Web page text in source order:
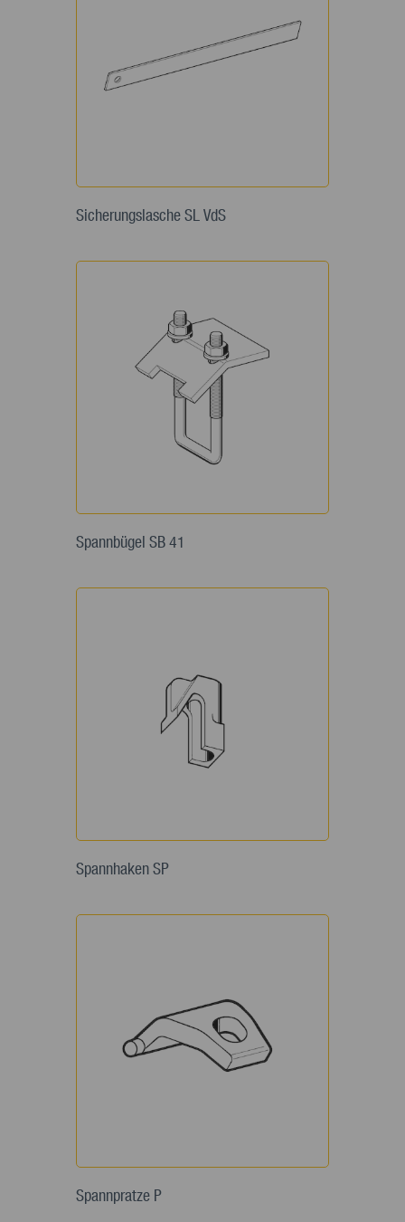
Sicherungslasche SL VdS
Spannbügel SB 41
Spannhaken SP
Spannpratze P